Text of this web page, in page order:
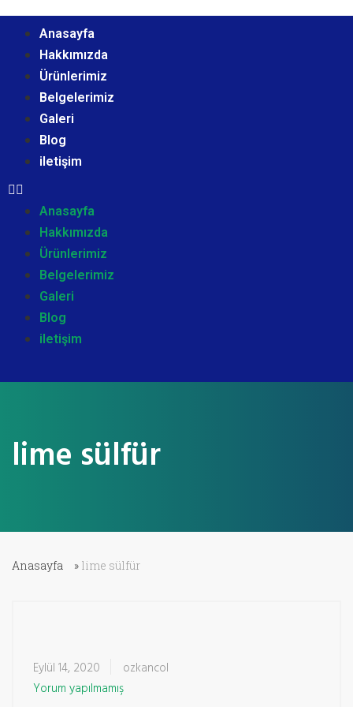
Anasayfa
Hakkımızda
Ürünlerimiz
Belgelerimiz
Galeri
Blog
iletişim
Anasayfa
Hakkımızda
Ürünlerimiz
Belgelerimiz
Galeri
Blog
iletişim
lime sülfür
Anasayfa » lime sülfür
Eylül 14, 2020
ozkancol
Yorum yapılmamış